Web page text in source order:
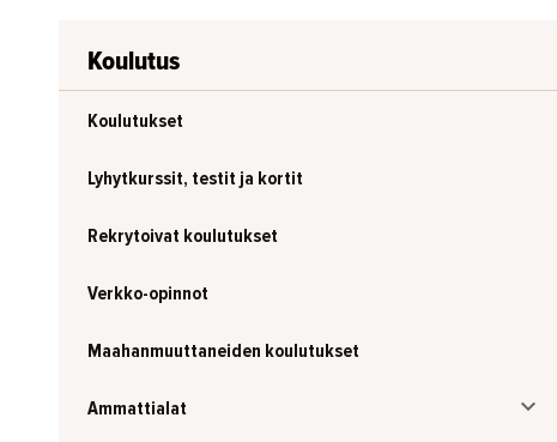
Koulutus
Koulutukset
Lyhytkurssit, testit ja kortit
Rekrytoivat koulutukset
Verkko-opinnot
Maahanmuuttaneiden koulutukset
Ammattialat